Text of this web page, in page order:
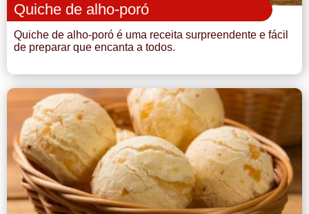
Quiche de alho-poró
Quiche de alho-poró é uma receita surpreendente e fácil
de preparar que encanta a todos.